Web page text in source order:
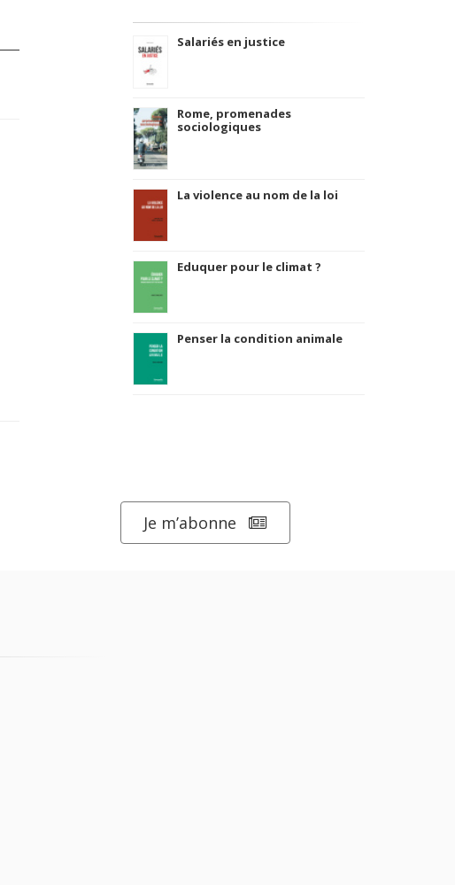
Salariés en justice
Rome, promenades
sociologiques
La violence au nom de la loi
Eduquer pour le climat ?
Penser la condition animale
Je m’abonne